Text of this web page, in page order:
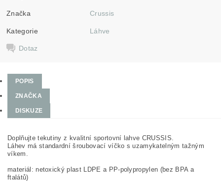
Značka Crussis
Kategorie Láhve
Dotaz
POPIS
ZNAČKA
DISKUZE
Doplňujte tekutiny z kvalitní sportovní lahve CRUSSIS.
Láhev má standardní šroubovací víčko s uzamykatelným tažným
víkem.
materiál: netoxický plast LDPE a PP-polypropylen (bez BPA a
ftalátů)